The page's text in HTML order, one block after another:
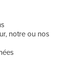
notre ou nos